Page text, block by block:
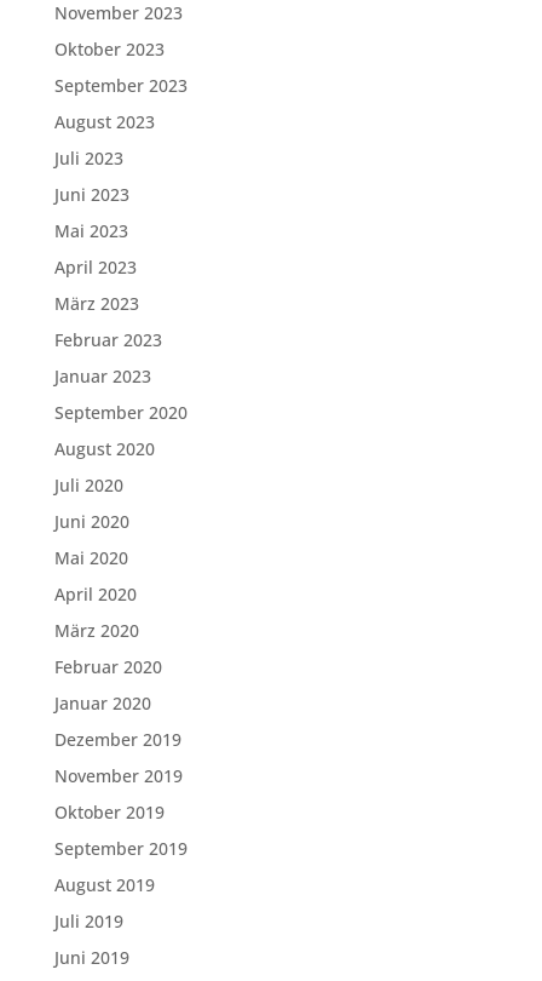
November 2023
Oktober 2023
September 2023
August 2023
Juli 2023
Juni 2023
Mai 2023
April 2023
März 2023
Februar 2023
Januar 2023
September 2020
August 2020
Juli 2020
Juni 2020
Mai 2020
April 2020
März 2020
Februar 2020
Januar 2020
Dezember 2019
November 2019
Oktober 2019
September 2019
August 2019
Juli 2019
Juni 2019